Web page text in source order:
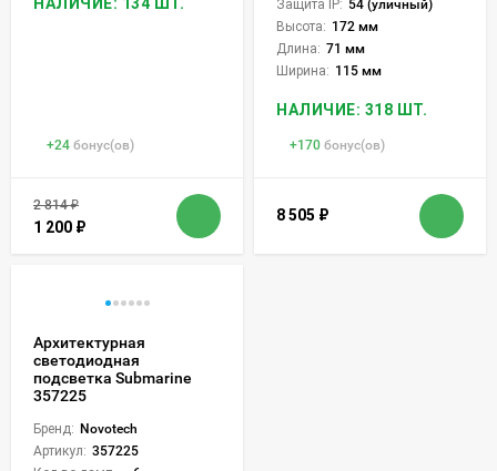
+24 бонус(ов)
2 814₽
1 200 ₽
Защита IP: 54 (уличный)
Высота: 172 мм
Длина: 71 мм
Ширина: 115 мм
НАЛИЧИЕ: 318 ШТ.
+170 бонус(ов)
8 505 ₽
Архитектурная
светодиодная
подсветка Submarine
357225
Бренд: Novotech
Артикул: 357225